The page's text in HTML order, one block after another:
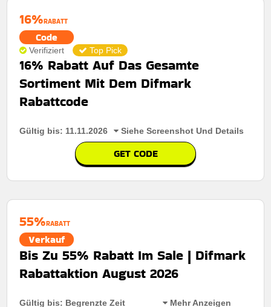
16%RABATT
Code
Verifiziert Top Pick
16% Rabatt Auf Das Gesamte
Sortiment Mit Dem Difmark
Rabattcode
Gültig bis: 11.11.2026 Siehe Screenshot Und Details
GET CODE
55%RABATT
Verkauf
Bis Zu 55% Rabatt Im Sale | Difmark
Rabattaktion August 2026
Gültig bis: Begrenzte Zeit Mehr Anzeigen